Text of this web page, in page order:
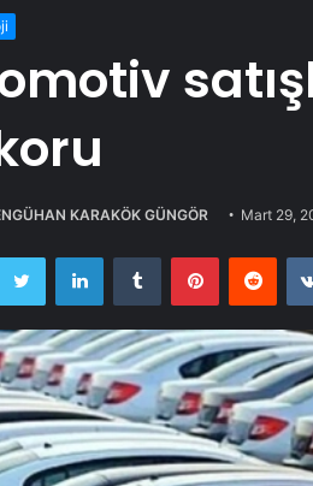
KARAKÖK GÜNGÖR Mart 29,
Twitter LinkedInTumblr Pinterest